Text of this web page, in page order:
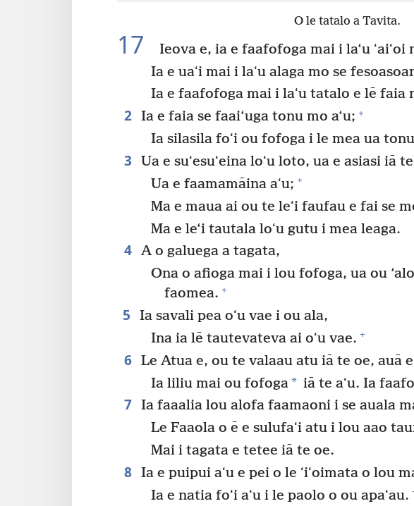
O le tatalo a Tavita.
17
Ieova e, ia e faafofoga mai i la‘u
Ia e uaʻi mai i laʻu alaga mo se
Ia e faafofoga mai i laʻu tatalo e lē faia
2 Ia e faia se faai‘uga tonu mo a‘u; +
Ia silasila foʻi ou fofoga i le mea ua
3 Ua e suʻesuʻeina loʻu loto, ua e asiasi iā
Ua e faamamāina aʻu; +
Ma e maua ai ou te leʻi faufau e fai se
Ma e le‘i tautala loʻu gutu i mea leaga.
4 A o galuega a tagata,
Ona o afioga mai i lou fofoga, ua ou
faomea. +
5
Ia savali pea oʻu vae i ou ala,
Ina ia lē tautevateva ai oʻu vae. +
6 Le Atua e, ou te valaau atu iā te oe, auā
Ia liliu mai ou fofoga* iā te aʻu. Ia
7 Ia faaalia lou alofa faamaoni i se auala
Le Faaola o ē e sulufaʻi atu i lou aao
Mai i tagata e tetee iā te oe.
8 Ia e puipui aʻu e pei o le ʻiʻoimata o lou
Ia e natia foʻi aʻu i le paolo o ou apaʻau.